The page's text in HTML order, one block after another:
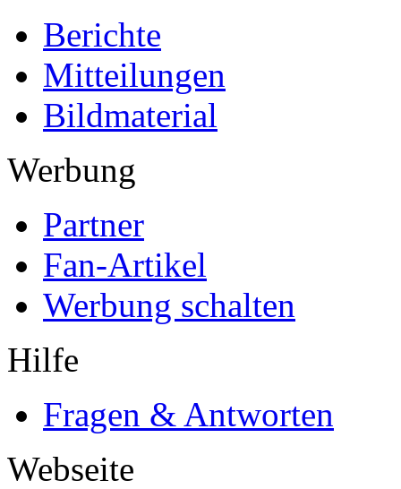
Berichte
Mitteilungen
Bildmaterial
Werbung
Partner
Fan-Artikel
Werbung schalten
Hilfe
Fragen & Antworten
Webseite